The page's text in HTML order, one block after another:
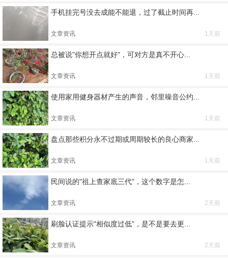
手机挂完号没去成能不能退，过了截止时间再...
文章资讯 1天前
总被说"你想开点就好"，可对方是真不开心...
文章资讯 1天前
使用家用健身器材产生的声音，邻里噪音公约...
文章资讯 1天前
盘点那些积分永不过期或周期较长的良心商家...
文章资讯 1天前
民间说的"祖上查家底三代"，这个数字是怎...
文章资讯 2天前
刷脸认证提示"相似度过低"，是不是要去更...
文章资讯 2天前